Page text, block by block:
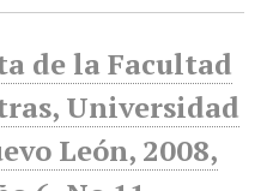
de la Facultad
Universidad
León, 2008,